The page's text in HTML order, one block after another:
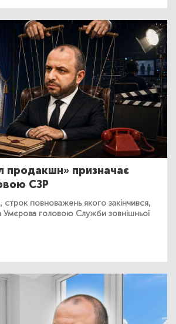
продакшн» призначає
СЗР
строк повноважень якого закінчився,
Умєрова головою Служби зовнішньої